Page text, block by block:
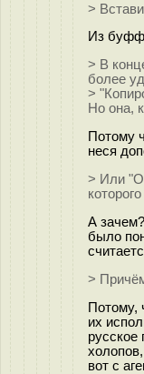
>
Из
> В
более
>
Но она,
Потому
неся
> Или
А
было
>
Потому,
их
русское
вот с